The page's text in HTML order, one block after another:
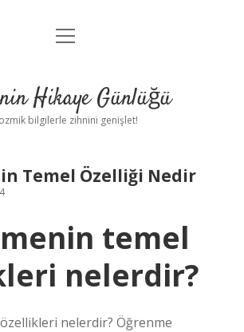
Anasayfa
Yasal Uyarı
menüyü
Hikaye Günlüğü
bilgilerle zihnini genişlet!
Temel Özelliği Nedir
temel
nelerdir?
nelerdir? Öğrenme